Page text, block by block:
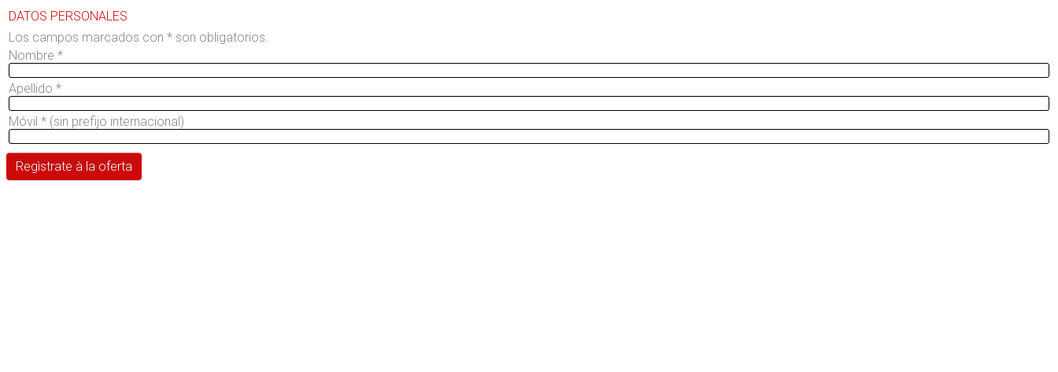
DATOS PERSONALES
Los campos marcados con * son obligatorios.
Nombre *
Apellido *
Móvil * (sin prefijo internacional)
Regìstrate à la oferta